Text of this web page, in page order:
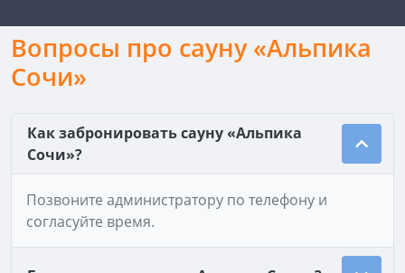
Вопросы про сауну «Альпика
Сочи»
Как забронировать сауну «Альпика
Сочи»?
Позвоните администратору по телефону и
согласуйте время.